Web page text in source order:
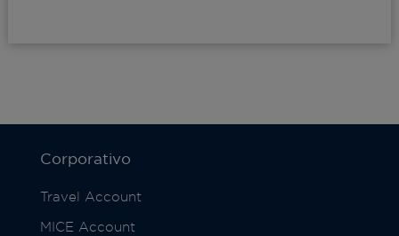
Corporativo
Travel Account
MICE Account